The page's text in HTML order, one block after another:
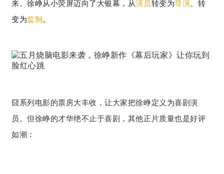
来。徐峥从小荧屏迈向了大银幕，从演员转变为导演 、转
变为监制 。
囧系列电影的票房大丰收，让大家把徐峥定义为喜剧演
员。但徐峥的才华绝不止于喜剧，其他正片质量也是好评
如潮：